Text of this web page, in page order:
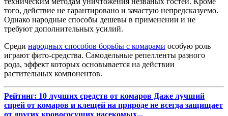
того, действие не гарантировано и зачастую непредсказуемо.
Однако народные способы дешевы в применении и не
требуют дополнительных усилий.
Среди народных способов борьбы с комарами особую роль
играют фито-средства. Самодельные репелленты разного
рода, эффект которых основывается на действии
растительных компонентов.
Рейтинг: 10 лучших средств от комаров Даже лучший
спрей от комаров и клещей на природе не всегда защищает
от других кровососущих насекомых...